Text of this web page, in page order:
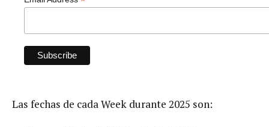
Las fechas de cada Week durante 2025 son: